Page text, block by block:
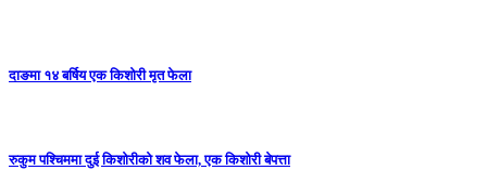
दाङमा १४ बर्षिय एक किशोरी मृत फेला
रुकुम पश्चिममा दुई किशोरीको शव फेला, एक किशोरी बेपत्ता